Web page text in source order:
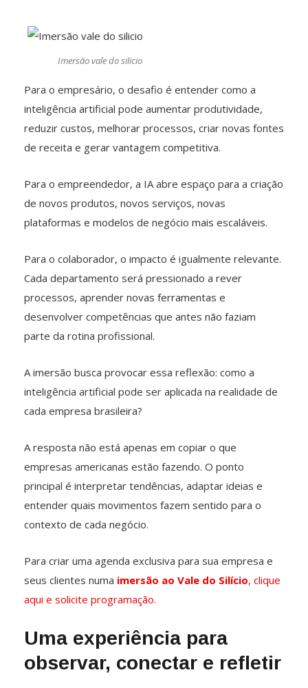
Imersão vale do silicio
Para o empresário, o desafio é entender como a
inteligência artificial pode aumentar produtividade,
reduzir custos, melhorar processos, criar novas fontes
de receita e gerar vantagem competitiva.
Para o empreendedor, a IA abre espaço para a criação
de novos produtos, novos serviços, novas
plataformas e modelos de negócio mais escaláveis.
Para o colaborador, o impacto é igualmente relevante.
Cada departamento será pressionado a rever
processos, aprender novas ferramentas e
desenvolver competências que antes não faziam
parte da rotina profissional.
A imersão busca provocar essa reflexão: como a
inteligência artificial pode ser aplicada na realidade de
cada empresa brasileira?
A resposta não está apenas em copiar o que
empresas americanas estão fazendo. O ponto
principal é interpretar tendências, adaptar ideias e
entender quais movimentos fazem sentido para o
contexto de cada negócio.
Para criar uma agenda exclusiva para sua empresa e
seus clientes numa imersão ao Vale do Silício, clique
aqui e solicite programação.
Uma experiência para
observar, conectar e refletir